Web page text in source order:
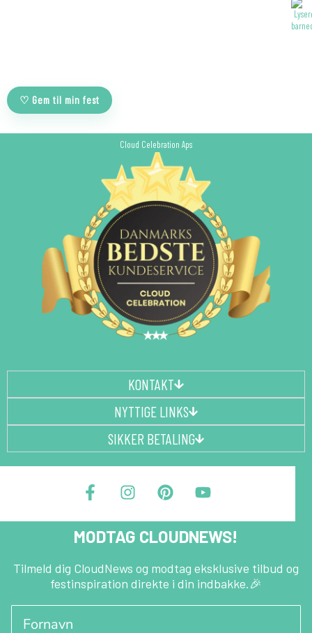
♡ Gem til min fest
Cloud Celebration Aps
KONTAKT
NYTTIGE LINKS
SIKKER BETALING
a
c
e
b
o
k
-
n
s
t
a
r
a
m
i
n
t
e
e
s
t
o
t
u
e
MODTAG CLOUDNEWS!
Tilmeld dig CloudNews og modtag eksklusive tilbud og
festinspiration direkte i din indbakke.🎉